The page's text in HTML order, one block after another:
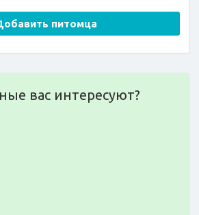
питомца
вас интересуют?